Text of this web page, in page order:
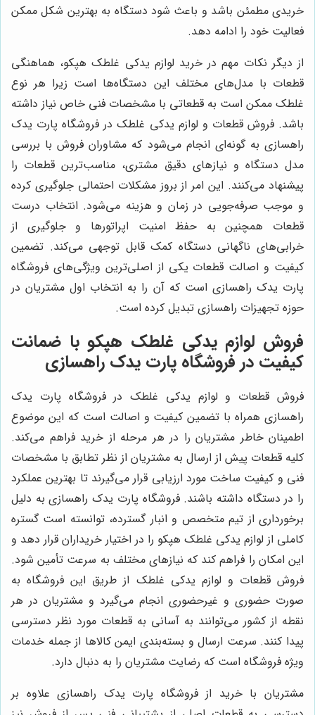
خریدی مطمئن باشد و باعث شود دستگاه به بهترین شکل ممکن
فعالیت خود را ادامه دهد.
از دیگر نکات مهم در خرید لوازم یدکی غلطک هپکو، هماهنگی
قطعات با مدل‌های مختلف این دستگاه‌ها است زیرا هر نوع
غلطک ممکن است به قطعاتی با مشخصات فنی خاص نیاز داشته
باشد. فروش قطعات و لوازم یدکی غلطک در فروشگاه پارت یدک
راهسازی به گونه‌ای انجام می‌شود که مشاوران فروش با بررسی
مدل دستگاه و نیازهای دقیق مشتری، مناسب‌ترین قطعات را
پیشنهاد می‌کنند. این امر از بروز مشکلات احتمالی جلوگیری کرده
و موجب صرفه‌جویی در زمان و هزینه می‌شود. انتخاب درست
قطعات همچنین به حفظ امنیت اپراتورها و جلوگیری از
خرابی‌های ناگهانی دستگاه کمک قابل توجهی می‌کند. تضمین
کیفیت و اصالت قطعات یکی از اصلی‌ترین ویژگی‌های فروشگاه
پارت یدک راهسازی است که آن را به انتخاب اول مشتریان در
حوزه تجهیزات راهسازی تبدیل کرده است.
فروش لوازم یدکی غلطک هپکو با ضمانت
کیفیت در فروشگاه پارت یدک راهسازی
فروش قطعات و لوازم یدکی غلطک در فروشگاه پارت یدک
راهسازی همراه با تضمین کیفیت و اصالت است که این موضوع
اطمینان خاطر مشتریان را در هر مرحله از خرید فراهم می‌کند.
کلیه قطعات پیش از ارسال به مشتریان از نظر تطابق با مشخصات
فنی و کیفیت ساخت مورد ارزیابی قرار می‌گیرند تا بهترین عملکرد
را در دستگاه داشته باشند. فروشگاه پارت یدک راهسازی به دلیل
برخورداری از تیم متخصص و انبار گسترده، توانسته است گستره
کاملی از لوازم یدکی غلطک هپکو را در اختیار خریداران قرار دهد و
این امکان را فراهم کند که نیازهای مختلف به سرعت تأمین شود.
فروش قطعات و لوازم یدکی غلطک از طریق این فروشگاه به
صورت حضوری و غیرحضوری انجام می‌گیرد و مشتریان در هر
نقطه از کشور می‌توانند به آسانی به قطعات مورد نظر دسترسی
پیدا کنند. سرعت ارسال و بسته‌بندی ایمن کالاها از جمله خدمات
ویژه فروشگاه است که رضایت مشتریان را به دنبال دارد.
مشتریان با خرید از فروشگاه پارت یدک راهسازی علاوه بر